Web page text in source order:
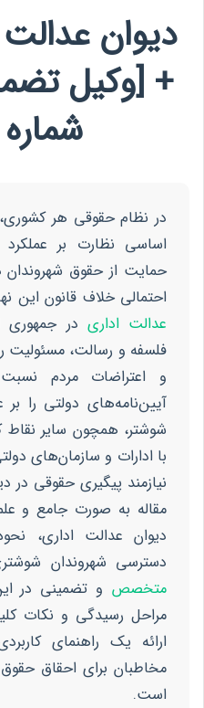
دیوان
+ [وکیل
در نظام حقوقی هر
اساسی نظارت بر
حمایت از حقوق شهروندان
احتمالی خلاف قانون این
عدالت اداری در جمهوری
فلسفه و رسالت، مسئولیت
و اعتراضات مردم
آیین‌نامه‌های دولتی را
شوشتر، همچون سایر
با ادارات و سازمان‌های
نیازمند پیگیری حقوقی در
مقاله به صورت جامع و
دیوان عدالت اداری،
دسترسی شهروندان
متخصص و تضمینی در
مراحل رسیدگی و نکات
ارائه یک راهنمای
مخاطبان برای احقاق
است.